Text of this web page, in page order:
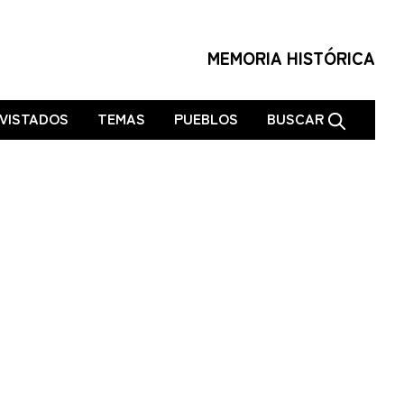
MEMORIA HISTÓRICA
TEMAS PUEBLOS BUSCAR